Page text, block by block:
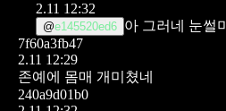
2.11 12:32
@e145520ed6 아 그러네 눈썰
7f60a3fb47
2.11 12:29
존예에 몸매 개미쳤네
240a9d01b0